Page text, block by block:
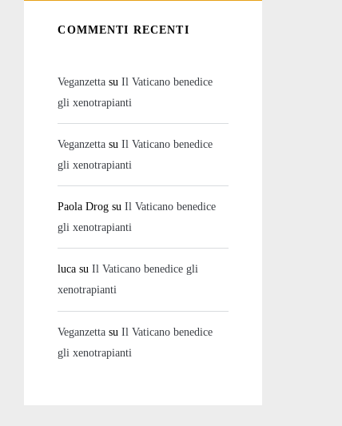
COMMENTI RECENTI
Veganzetta suIl Vaticano benedice
gli xenotrapianti
Veganzetta suIl Vaticano benedice
gli xenotrapianti
Paola Drog suIl Vaticano benedice
gli xenotrapianti
luca suIl Vaticano benedice gli
xenotrapianti
Veganzetta suIl Vaticano benedice
gli xenotrapianti